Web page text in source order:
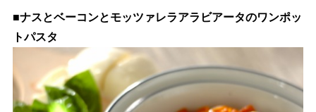
■ナスとベーコンとモッツァレラアラビアータのワンポッ
トパスタ